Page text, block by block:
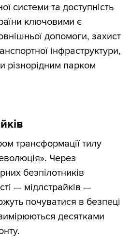
системи та доступність
ключовими є
допомоги, захист
інфраструктури,
різнорідним парком
трансформації тилу
Через
безпілотників
— мідлстрайків —
почуватися в безпеці
десятками